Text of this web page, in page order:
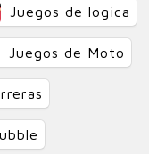
Juegos de logica
Juegos de Moto